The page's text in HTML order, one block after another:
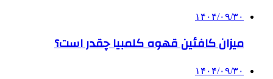
۱۴۰۴/۰۹/۳۰
میزان کافئین قهوه کلمبیا چقدر است؟
۱۴۰۴/۰۹/۳۰